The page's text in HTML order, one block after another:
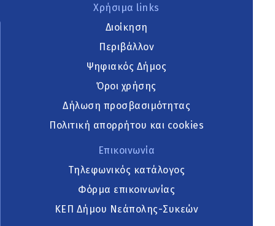
Χρήσιμα links
Διοίκηση
Περιβάλλον
Ψηφιακός Δήμος
Όροι χρήσης
Δήλωση προσβασιμότητας
Πολιτική απορρήτου και cookies
Επικοινωνία
Τηλεφωνικός κατάλογος
Φόρμα επικοινωνίας
ΚΕΠ Δήμου Νεάπολης-Συκεών